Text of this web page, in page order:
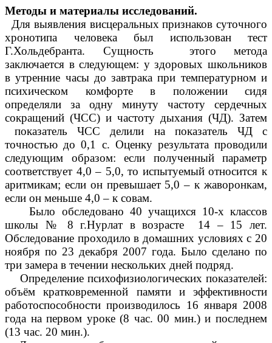
Методы и материалы исследований.
Для выявления висцеральных признаков суточного
хронотипа человека был использован тест
Г.Хольдебранта. Сущность этого метода
заключается в следующем: у здоровых школьников
в утренние часы до завтрака при температурном и
психическом комфорте в положении сидя
определяли за одну минуту частоту сердечных
сокращений (ЧСС) и частоту дыхания (ЧД). Затем
показатель ЧСС делили на показатель ЧД с
точностью до 0,1 с. Оценку результата проводили
следующим образом: если полученный параметр
соответствует 4,0 – 5,0, то испытуемый относится к
аритмикам; если он превышает 5,0 – к жаворонкам,
если он меньше 4,0 – к совам.
Было обследовано 40 учащихся 10-х классов
школы № 8 г.Нурлат в возрасте 14 – 15 лет.
Обследование проходило в домашних условиях с 20
ноября по 23 декабря 2007 года. Было сделано по
три замера в течении нескольких дней подряд.
Определение психофизиологических показателей:
объём кратковременной памяти и эффективности
работоспособности производилось 16 января 2008
года на первом уроке (8 час. 00 мин.) и последнем
(13 час. 20 мин.).